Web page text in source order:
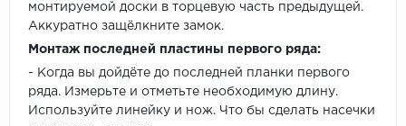
монтируемой доски в торцевую часть предыдущей.
Аккуратно защёлкните замок.
Монтаж последней пластины первого ряда:
- Когда вы дойдёте до последней планки первого
ряда. Измерьте и отметьте необходимую длину.
Используйте линейку и нож. Что бы сделать насечки